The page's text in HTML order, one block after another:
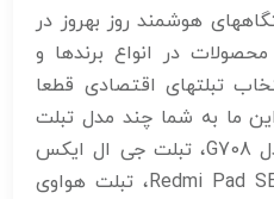
هوشمند روز بهروز در
در انواع برندها و
تبلتهای اقتصادی قطعا
ما به شما چند مدل تبلت
اقتصادی نظیر تبلت اتل مدل G708، تبلت جی ال ایکس
مدل C8X، تبلت شیائومی Redmi Pad SE، تبلت هواوی